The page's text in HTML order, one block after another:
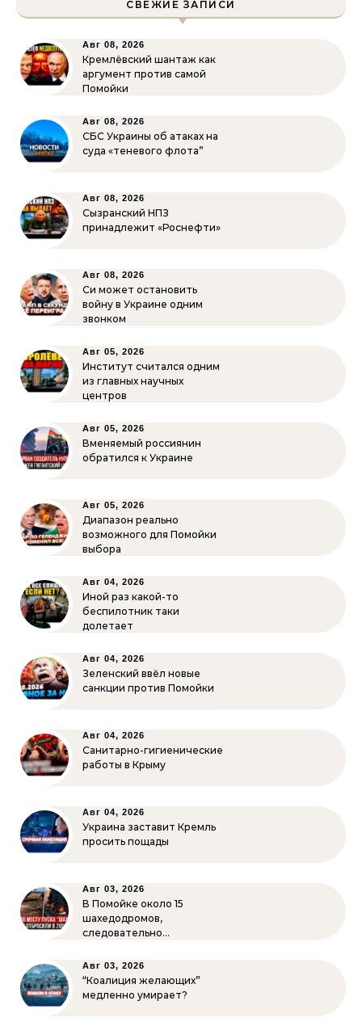
СВЕЖИЕ ЗАПИСИ
Авг 08, 2026
Кремлёвский шантаж как
аргумент против самой
Помойки
Авг 08, 2026
СБС Украины об атаках на
суда «теневого флота”
Авг 08, 2026
Сызранский НПЗ
принадлежит «Роснефти»
Авг 08, 2026
Си может остановить
войну в Украине одним
звонком
Авг 05, 2026
Институт считался одним
из главных научных
центров
Авг 05, 2026
Вменяемый россиянин
обратился к Украине
Авг 05, 2026
Диапазон реально
возможного для Помойки
выбора
Авг 04, 2026
Иной раз какой-то
беспилотник таки
долетает
Авг 04, 2026
Зеленский ввёл новые
санкции против Помойки
Авг 04, 2026
Санитарно-гигиенические
работы в Крыму
Авг 04, 2026
Украина заставит Кремль
просить пощады
Авг 03, 2026
В Помойке около 15
шахедодромов,
следовательно…
Авг 03, 2026
“Коалиция желающих”
медленно умирает?